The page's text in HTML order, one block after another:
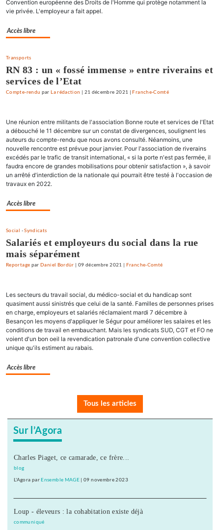
Convention européenne des Droits de l'Homme qui protège notamment la
vie privée. L'employeur a fait appel.
Accès libre
Transports
RN 83 : un « fossé immense » entre riverains et
services de l’Etat
Compte-rendu parLa rédaction | 21 décembre 2021 |Franche-Comté
Une réunion entre militants de l'association Bonne route et services de l'Etat
a débouché le 11 décembre sur un constat de divergences, soulignent les
auteurs du compte-rendu que nous avons consulté. Néanmoins, une
nouvelle rencontre est prévue pour janvier. Pour l'association de riverains
excédés par le trafic de transit international, « si la porte n'est pas fermée, il
faudra encore de grandes mobilisations pour obtenir satisfaction », à savoir
un arrêté d'interdiction de la nationale qui pourrait être testé à l'occasion de
travaux en 2022.
Accès libre
Social -Syndicats
Salariés et employeurs du social dans la rue
mais séparément
Reportage parDaniel Bordür | 09 décembre 2021 | Franche-Comté
Les secteurs du travail social, du médico-social et du handicap sont
quasiment aussi sinistrés que celui de la santé. Familles de personnes prises
en charge, employeurs et salariés réclamaient mardi 7 décembre à
Besançon les moyens d'appliquer le Ségur pour améliorer les salaires et les
conditions de travail en embauchant. Mais les syndicats SUD, CGT et FO ne
voient d'un bon oeil la revendication patronale d'une convention collective
unique qu'ils estiment au rabais.
Accès libre
Tous les articles
Sur l’Agora
Charles Piaget, ce camarade, ce frère...
blog
L'Agora parEnsemble MAGE |09 novembre 2023
Loup - éleveurs : la cohabitation existe déjà
communiqué